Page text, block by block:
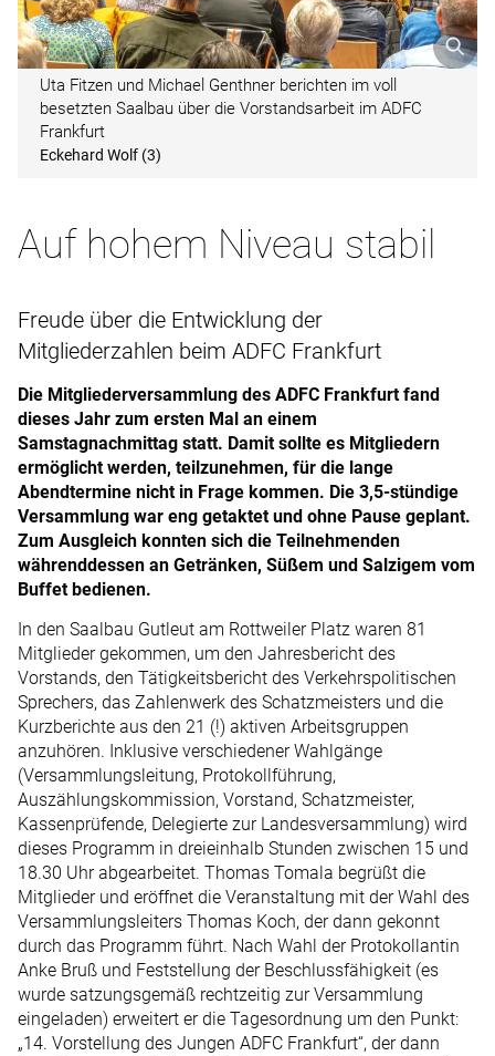
Uta Fitzen und Michael Genthner berichten im voll
besetzten Saalbau über die Vorstandsarbeit im ADFC
Frankfurt
Eckehard Wolf (3)
Auf hohem Niveau stabil
Freude über die Entwicklung der
Mitgliederzahlen beim ADFC Frankfurt
Die Mitgliederversammlung des ADFC Frankfurt fand
dieses Jahr zum ersten Mal an einem
Samstagnachmittag statt. Damit sollte es Mitgliedern
ermöglicht werden, teilzunehmen, für die lange
Abendtermine nicht in Frage kommen. Die 3,5-stündige
Versammlung war eng getaktet und ohne Pause geplant.
Zum Ausgleich konnten sich die Teilnehmenden
währenddessen an Getränken, Süßem und Salzigem vom
Buffet bedienen.
In den Saalbau Gutleut am Rottweiler Platz waren 81
Mitglieder gekommen, um den Jahresbericht des
Vorstands, den Tätigkeitsbericht des Verkehrspolitischen
Sprechers, das Zahlenwerk des Schatzmeisters und die
Kurzberichte aus den 21 (!) aktiven Arbeitsgruppen
anzuhören. Inklusive verschiedener Wahlgänge
(Versammlungsleitung, Protokollführung,
Auszählungskommission, Vorstand, Schatzmeister,
Kassenprüfende, Delegierte zur Landesversammlung) wird
dieses Programm in dreieinhalb Stunden zwischen 15 und
18.30 Uhr abgearbeitet. Thomas Tomala begrüßt die
Mitglieder und eröffnet die Veranstaltung mit der Wahl des
Versammlungsleiters Thomas Koch, der dann gekonnt
durch das Programm führt. Nach Wahl der Protokollantin
Anke Bruß und Feststellung der Beschlussfähigkeit (es
wurde satzungsgemäß rechtzeitig zur Versammlung
eingeladen) erweitert er die Tagesordnung um den Punkt:
„14. Vorstellung des Jungen ADFC Frankfurt“, der dann